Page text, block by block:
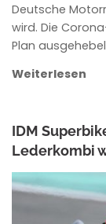
Deutsche
wird. Die
Plan
Weiterlesen
IDM
Lederkombi
ANKE